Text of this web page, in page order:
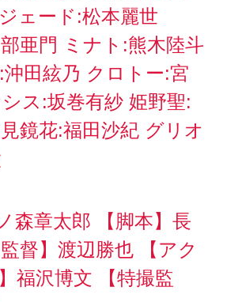
ェード:松本麗世
亜門 ミナト:熊木陸斗
田絃乃 クロトー:宮
ス:坂巻有紗 姫野聖:
鏡花:福田沙紀 グリオ
森章太郎 【脚本】長
督】渡辺勝也 【アク
福沢博文 【特撮監